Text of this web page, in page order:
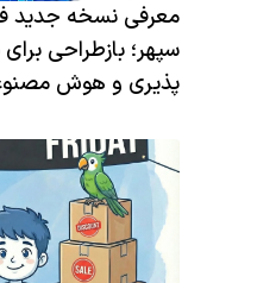
معرفی نسخه جدید
سپهر؛ بازطراحی
پذیری و هوش